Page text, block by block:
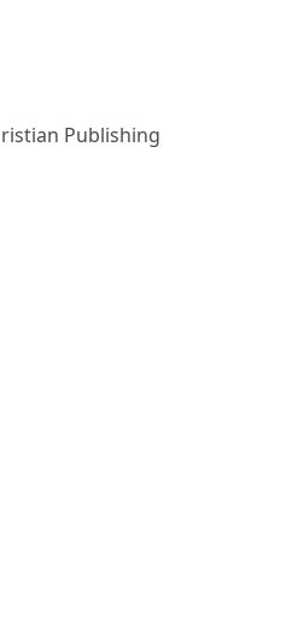
Publishing